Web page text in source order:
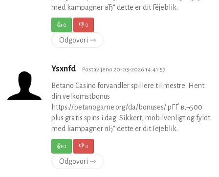
med kampagner вЂ“ dette er dit Гёjeblik.
👍0 👎0
Odgovori ⇾
Ysxnfd Postavljeno 20-03-2026 14:41:57
Betano Casino forvandler spillere til mestre. Hent
din velkomstbonus
https://betanogame.org/da/bonuses/ pГҐ в‚¬500
plus gratis spins i dag. Sikkert, mobilvenligt og fyldt
med kampagner вЂ“ dette er dit Гёjeblik.
👍0 👎0
Odgovori ⇾